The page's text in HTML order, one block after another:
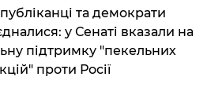
та демократи
у Сенаті вказали на
підтримку "пекельних
проти Росії